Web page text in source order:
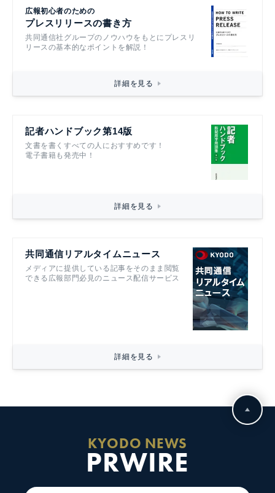
広報初心者のための
プレスリリースの書き方
共同通信社グループのノウハウをもとにプレスリ
リースの基本的なポイントを解説！
詳細を見る
記者ハンドブック第14版
文書を書くすべての人におすすめです！
電子書籍も発売中！
詳細を見る
共同通信リアルタイムニュース
メディアに提供している記事をそのまま閲覧
できる広報部門必見のニュース配信サービス
詳細を見る
KYODO NEWS
PRWIRE